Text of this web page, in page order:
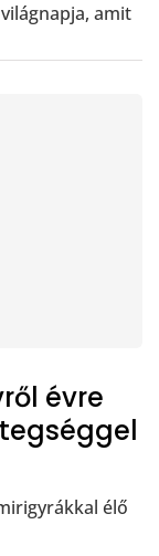
amit
évre
élő